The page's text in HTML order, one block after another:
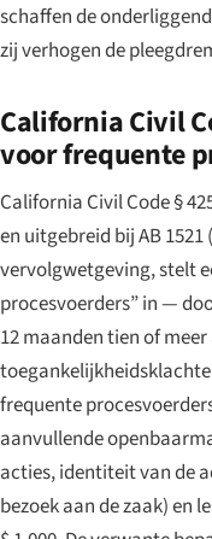
schaffen de
zij verhogen de
California Civil
voor frequente
California Civil Code §
en uitgebreid bij AB 1521
vervolgwetgeving, stelt
procesvoerders” in —
12 maanden tien of
frequente
aanvullende
acties, identiteit van de
bezoek aan de zaak) en